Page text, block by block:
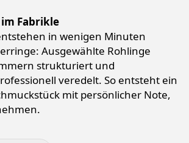
Fabrikle
in wenigen Minuten
Ausgewählte Rohlinge
strukturiert und
veredelt. So entsteht ein
mit persönlicher Note,